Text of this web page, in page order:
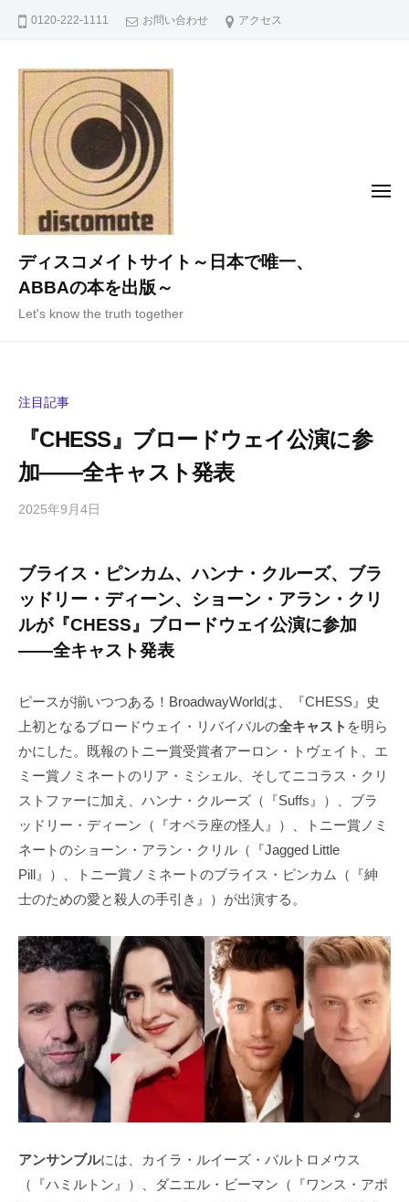
0120-222-1111 お問い合わせ アクセス
ディスコメイトサイト～日本で唯一、
ABBAの本を出版～
Let's know the truth together
メ
注目記事
『CHESS』ブロードウェイ公演に参
加――全キャスト発表
2025年9月4日
g
a
y
a
m
a
の
コ
メ
ン
ブライス・ピンカム、ハンナ・クルーズ、ブラ
ッドリー・ディーン、ショーン・アラン・クリ
ルが『CHESS』ブロードウェイ公演に参加
――全キャスト発表
ピースが揃いつつある！BroadwayWorldは、『CHESS』史
上初となるブロードウェイ・リバイバルの全キャスト を明ら
かにした。既報のトニー賞受賞者アーロン・トヴェイト、エ
ミー賞ノミネートのリア・ミシェル、そしてニコラス・クリ
ストファーに加え、ハンナ・クルーズ（『Suffs』）、ブラ
ッドリー・ディーン（『オペラ座の怪人』）、トニー賞ノミ
ネートのショーン・アラン・クリル（『Jagged Little
Pill』）、トニー賞ノミネートのブライス・ピンカム（『紳
士のための愛と殺人の手引き』）が出演する。
アンサンブルには、カイラ・ルイーズ・バルトロメウス
（『ハミルトン』）、ダニエル・ビーマン（『ワンス・アポ